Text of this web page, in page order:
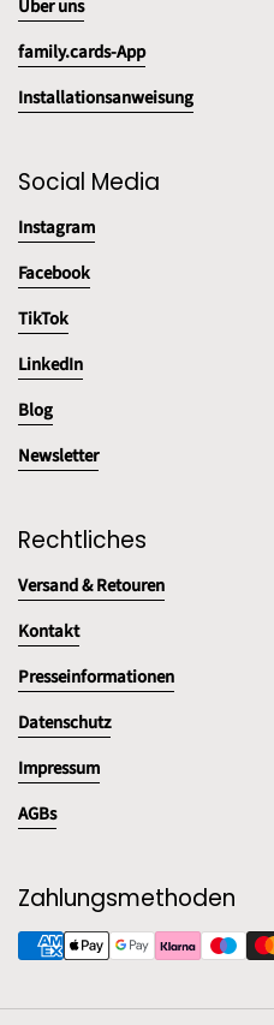
Über uns
family.cards-App
Installationsanweisung
Social Media
Instagram
Facebook
TikTok
LinkedIn
Blog
Newsletter
Rechtliches
Versand & Retouren
Kontakt
Presseinformationen
Datenschutz
Impressum
AGBs
Zahlungsmethoden